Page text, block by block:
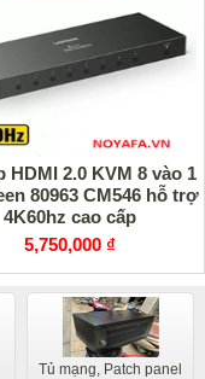
HDMI 2.0 KVM 8 vào 1
80963 CM546 hỗ trợ
4K60hz cao cấp
5,750,000 ₫
Tủ mạng, Patch panel